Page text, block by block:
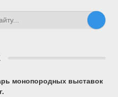
монопородных выставок